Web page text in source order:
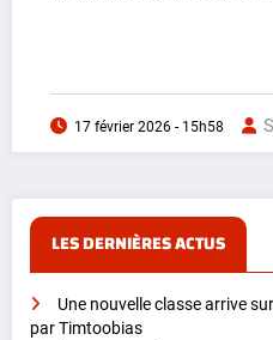
17 février 2026 - 15h58
LES DERNIÈRES ACTUS
Une nouvelle classe arrive
par Timtoobias